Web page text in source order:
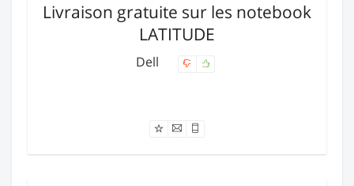
Livraison gratuite sur les notebook
LATITUDE
Dell